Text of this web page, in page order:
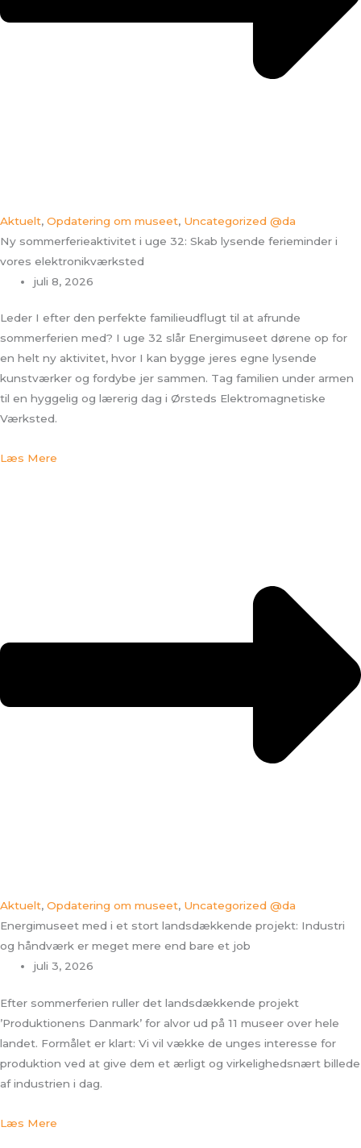
Aktuelt, Opdatering om museet, Uncategorized @da
Ny sommerferieaktivitet i uge 32: Skab lysende ferieminder i
vores elektronikværksted
juli 8, 2026
Leder I efter den perfekte familieudflugt til at afrunde
sommerferien med? I uge 32 slår Energimuseet dørene op for
en helt ny aktivitet, hvor I kan bygge jeres egne lysende
kunstværker og fordybe jer sammen. Tag familien under armen
til en hyggelig og lærerig dag i Ørsteds Elektromagnetiske
Værksted.
Læs Mere
Aktuelt, Opdatering om museet, Uncategorized @da
Energimuseet med i et stort landsdækkende projekt: Industri
og håndværk er meget mere end bare et job
juli 3, 2026
Efter sommerferien ruller det landsdækkende projekt
’Produktionens Danmark’ for alvor ud på 11 museer over hele
landet. Formålet er klart: Vi vil vække de unges interesse for
produktion ved at give dem et ærligt og virkelighedsnært billede
af industrien i dag.
Læs Mere